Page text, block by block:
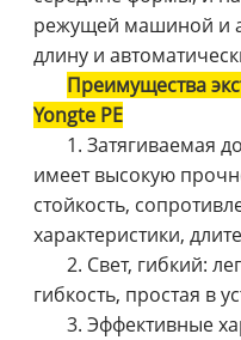
режущей машиной и
длину и
Преимущества
Yongte PE
1. Затягиваемая
имеет высокую
стойкость,
характеристики,
2. Свет, гибкий:
гибкость, простая в
3. Эффективные